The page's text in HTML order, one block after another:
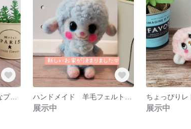
ちょっぴりレトロ❉小さなプードルさんのマスコット
展示中 展示中